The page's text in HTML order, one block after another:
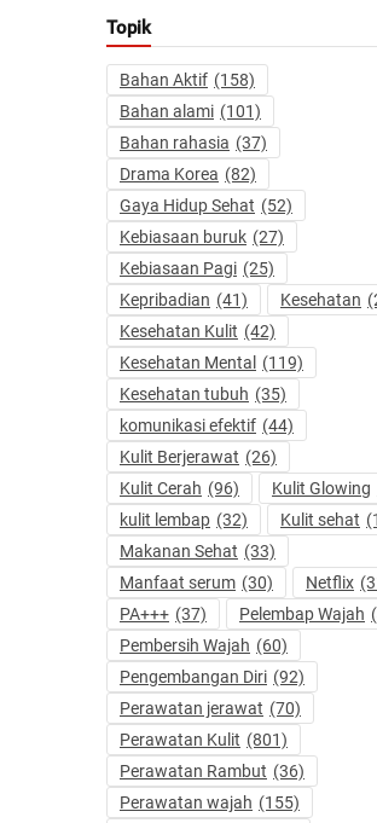
Topik
Bahan Aktif (158)
Bahan alami (101)
Bahan rahasia (37)
Drama Korea (82)
Gaya Hidup Sehat (52)
Kebiasaan buruk (27)
Kebiasaan Pagi (25)
Kepribadian (41) Kesehatan
Kesehatan Kulit (42)
Kesehatan Mental
(119)
Kesehatan tubuh (35)
komunikasi efektif (44)
Kulit Berjerawat (26)
Kulit Cerah (96) Kulit Glowing
kulit lembap (32) Kulit sehat
Makanan Sehat (33)
Manfaat serum (30) Netflix
PA+++ (37) Pelembap Wajah
Pembersih Wajah (60)
Pengembangan Diri (92)
Perawatan jerawat (70)
Perawatan Kulit (801)
Perawatan Rambut (36)
Perawatan wajah (155)